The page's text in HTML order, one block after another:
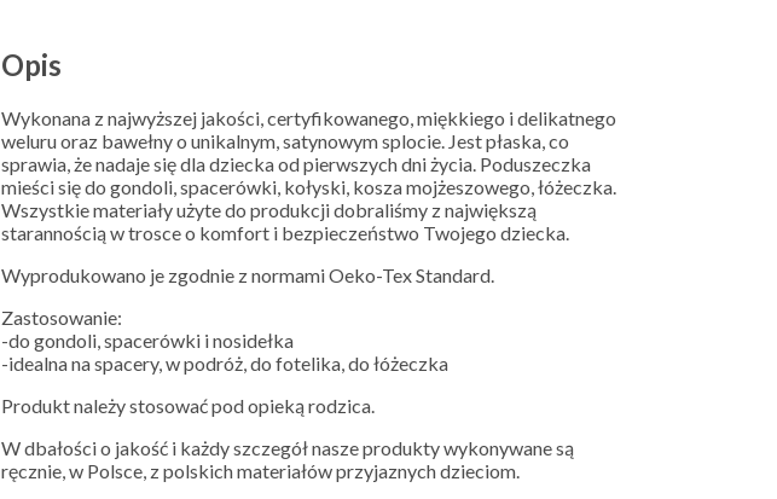
Opis
Wykonana z najwyższej jakości, certyfikowanego, miękkiego i delikatnego
weluru oraz bawełny o unikalnym, satynowym splocie. Jest płaska, co
sprawia, że nadaje się dla dziecka od pierwszych dni życia. Poduszeczka
mieści się do gondoli, spacerówki, kołyski, kosza mojżeszowego, łóżeczka.
Wszystkie materiały użyte do produkcji dobraliśmy z największą
starannością w trosce o komfort i bezpieczeństwo Twojego dziecka.
Wyprodukowano je zgodnie z normami Oeko-Tex Standard.
Zastosowanie:
-do gondoli, spacerówki i nosidełka
-idealna na spacery, w podróż, do fotelika, do łóżeczka
Produkt należy stosować pod opieką rodzica.
W dbałości o jakość i każdy szczegół nasze produkty wykonywane są
ręcznie, w Polsce, z polskich materiałów przyjaznych dzieciom.